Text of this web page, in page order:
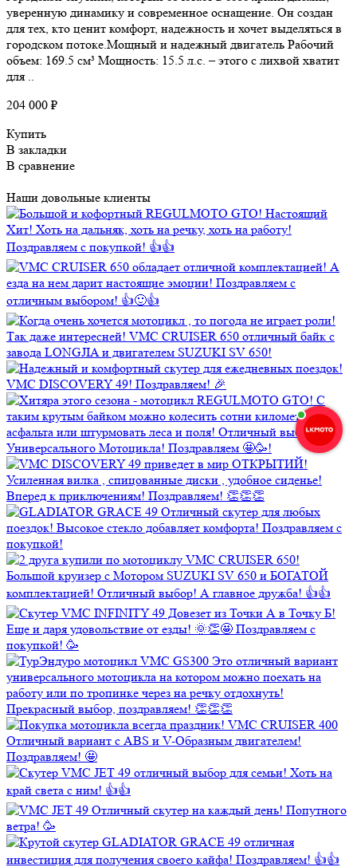
уверенную динамику и современное оснащение. Он создан
для тех, кто ценит комфорт, надежность и хочет выделяться в
городском потоке.Мощный и надежный двигатель Рабочий
объем: 169.5 см³ Мощность: 15.5 л.с. – этого с лихвой хватит
для ..
204 000 ₽
Купить
В закладки
В сравнение
Наши довольные клиенты